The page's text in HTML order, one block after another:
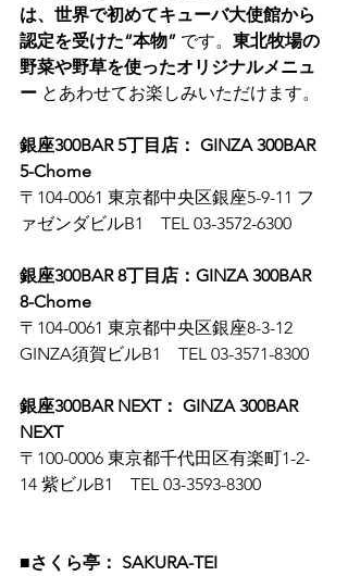
は、世界で初めてキューバ大使館から
認定を受けた“本物” です。 東北牧場の
野菜や野草を使ったオリジナルメニュ
ー とあわせてお楽しみいただけます。
銀座300BAR 5丁目店： GINZA 300BAR
5-Chome
〒104-0061 東京都中央区銀座5-9-11 フ
ァゼンダビルB1　TEL 03-3572-6300
銀座300BAR 8丁目店：GINZA 300BAR
8-Chome
〒104-0061 東京都中央区銀座8-3-12
GINZA須賀ビルB1　TEL 03-3571-8300
銀座300BAR NEXT： GINZA 300BAR
NEXT
〒100-0006 東京都千代田区有楽町1-2-
14 紫ビルB1　TEL 03-3593-8300
■さくら亭： SAKURA-TEI